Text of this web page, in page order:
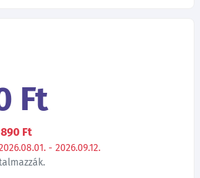
Ft
Ft
- 2026.09.12.